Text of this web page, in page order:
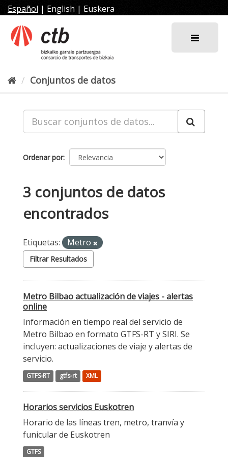
al
contenido
Español | English | Euskera
Conjuntos de datos
Ordenar por
3 conjuntos de datos
encontrados
Etiquetas: Metro
Filtrar Resultados
Metro Bilbao actualización de viajes - alertas
online
Información en tiempo real del servicio de
Metro Bilbao en formato GTFS-RT y SIRI. Se
incluyen: actualizaciones de viaje y alertas de
servicio.
GTFS-RT gtfs-rt XML
Horarios servicios Euskotren
Horario de las líneas tren, metro, tranvía y
funicular de Euskotren
GTFS